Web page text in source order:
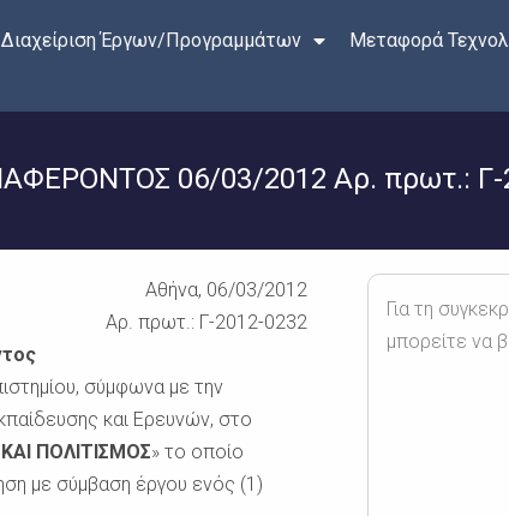
Διαχείριση Έργων/Προγραμμάτων Μεταφορά
06/03/2012 Αρ. πρωτ.: Γ-
Αθήνα, 06/03/2012
Αρ. πρωτ.: Γ-2012-0232
σύμφωνα με την
και Ερευνών, στο
ΠΟΛΙΤΙΣΜΟΣ» το οποίο
με σύμβαση έργου ενός (1)
Για τη
μπορείτε να